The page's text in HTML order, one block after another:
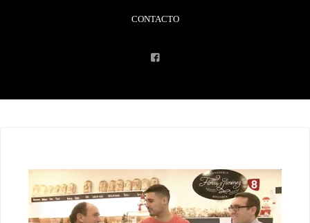
CONTACTO